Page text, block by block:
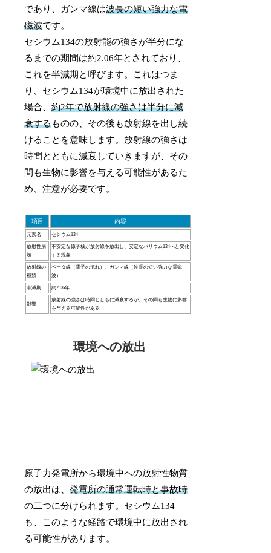
であり、ガンマ線は波長の短い強力な電
磁波です。
セシウム134の放射能の強さが半分にな
るまでの期間は約2.06年とされており、
これを半減期と呼びます。これはつま
り、セシウム134が環境中に放出された
場合、約2年で放射線の強さは半分に減
衰するものの、その後も放射線を出し続
けることを意味します。放射線の強さは
時間とともに減衰していきますが、その
間も生物に影響を与える可能性があるた
め、注意が必要です。
項目 内容
元素名 セシウム134
放射性崩
壊
不安定な原子核が放射線を放出し、安定なバリウム134へと変化
する現象
放射線の
種類
ベータ線（電子の流れ）、ガンマ線（波長の短い強力な電磁
波）
半減期 約2.06年
影響
放射線の強さは時間とともに減衰するが、その間も生物に影響
を与える可能性がある
環境への放出
原子力発電所から環境中への放射性物質
の放出は、発電所の通常運転時と事故時
の二つに分けられます。セシウム134
も、このような経路で環境中に放出され
る可能性があります。